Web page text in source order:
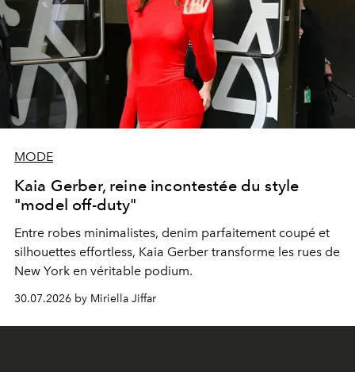
MODE
Kaia Gerber, reine incontestée du style
"model off-duty"
Entre robes minimalistes, denim parfaitement coupé et
silhouettes effortless, Kaia Gerber transforme les rues de
New York en véritable podium.
30.07.2026 by Miriella Jiffar